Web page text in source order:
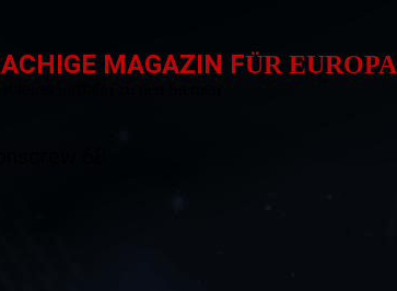
MAGAZIN FÜR EUROPA